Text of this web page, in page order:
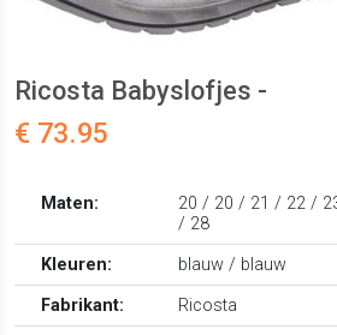
Ricosta Babyslofjes -
€ 73.95
Maten:
20 / 20 / 21 / 22 /
/ 28
Kleuren:
blauw / blauw
Fabrikant:
Ricosta